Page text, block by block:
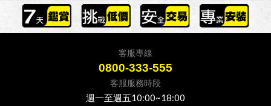
客服專線
0800-333-555
客服服務時段
週一至週五10:00~18:00